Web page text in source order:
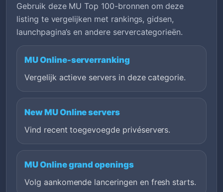
Gebruik deze MU Top 100-bronnen om deze
listing te vergelijken met rankings, gidsen,
launchpagina’s en andere servercategorieën.
MU Online-serverranking
Vergelijk actieve servers in deze categorie.
New MU Online servers
Vind recent toegevoegde privéservers.
MU Online grand openings
Volg aankomende lanceringen en fresh starts.